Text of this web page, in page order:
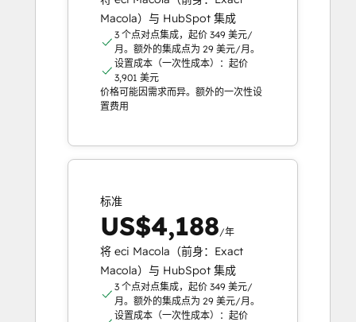
Macola）与 HubSpot 集成
3 个点对点集成，起价 349 美元/
月。额外的集成点为 29 美元/月。
设置成本（一次性成本）：起价
3,901 美元
价格可能因需求而异。额外的一次性设
置费用
标准
US$4,188/年
将 eci Macola（前身：Exact
Macola）与 HubSpot 集成
3 个点对点集成，起价 349 美元/
月。额外的集成点为 29 美元/月。
设置成本（一次性成本）：起价